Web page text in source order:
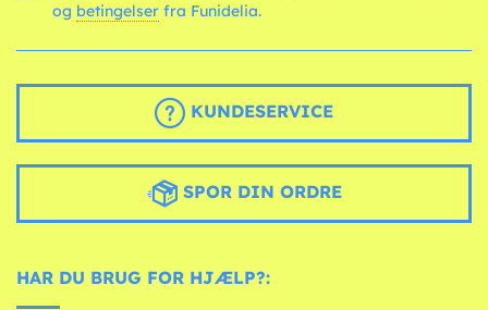
og betingelser fra Funidelia.
KUNDESERVICE
SPOR DIN ORDRE
HAR DU BRUG FOR HJÆLP?: